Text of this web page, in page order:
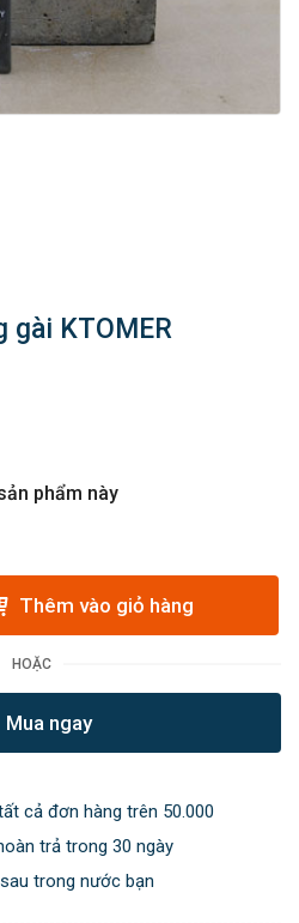
gài KTOMER
phẩm này
Thêm vào giỏ hàng
HOẶC
Mua ngay
cả đơn hàng trên 50.000
trả trong 30 ngày
trong nước bạn